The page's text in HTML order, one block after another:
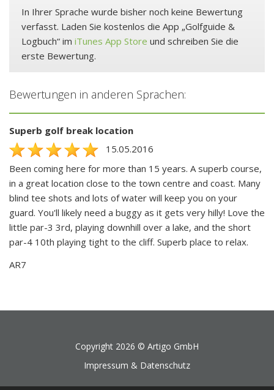
In Ihrer Sprache wurde bisher noch keine Bewertung
verfasst. Laden Sie kostenlos die App „Golfguide &
Logbuch“ im iTunes App Store und schreiben Sie die
erste Bewertung.
Bewertungen in anderen Sprachen:
Superb golf break location
15.05.2016
Been coming here for more than 15 years. A superb course,
in a great location close to the town centre and coast. Many
blind tee shots and lots of water will keep you on your
guard. You'll likely need a buggy as it gets very hilly! Love the
little par-3 3rd, playing downhill over a lake, and the short
par-4 10th playing tight to the cliff. Superb place to relax.
AR7
Copyright 2026 © Artigo GmbH
Impressum & Datenschutz